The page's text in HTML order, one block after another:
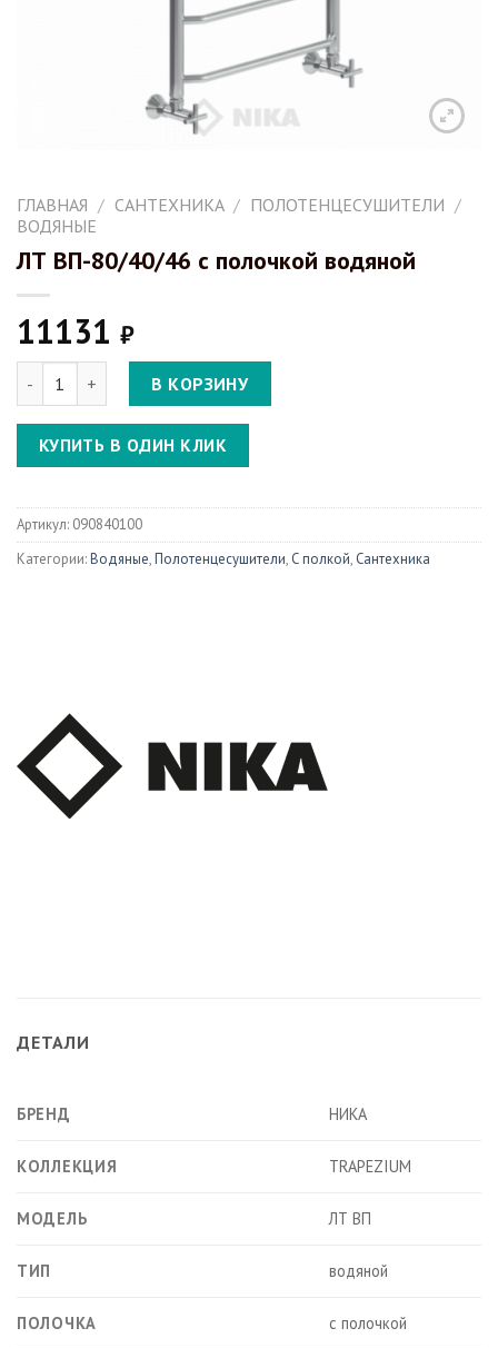
ГЛАВНАЯ / САНТЕХНИКА / ПОЛОТЕНЦЕСУШИТЕЛИ /
ВОДЯНЫЕ
ЛТ ВП-80/40/46 с полочкой водяной
11131 ₽
Количество ЛТ ВП-80/40/46 с полочкой водяной
В КОРЗИНУ
КУПИТЬ В ОДИН КЛИК
Артикул: 090840100
Категории:Водяные,Полотенцесушители, С полкой, Сантехника
ДЕТАЛИ
БРЕНД НИКА
КОЛЛЕКЦИЯ TRAPEZIUM
МОДЕЛЬ ЛТ ВП
ТИП водяной
ПОЛОЧКА с полочкой